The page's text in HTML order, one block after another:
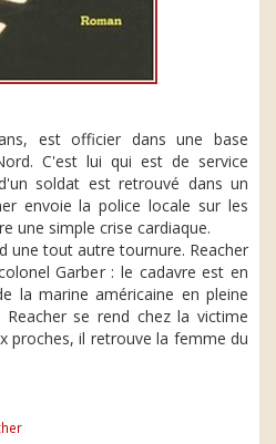
est officier dans une base
C'est lui qui est de service
soldat est retrouvé dans un
envoie la police locale sur les
une simple crise cardiaque.
une tout autre tournure. Reacher
Garber : le cadavre est en
la marine américaine en pleine
se rend chez la victime
proches, il retrouve la femme du